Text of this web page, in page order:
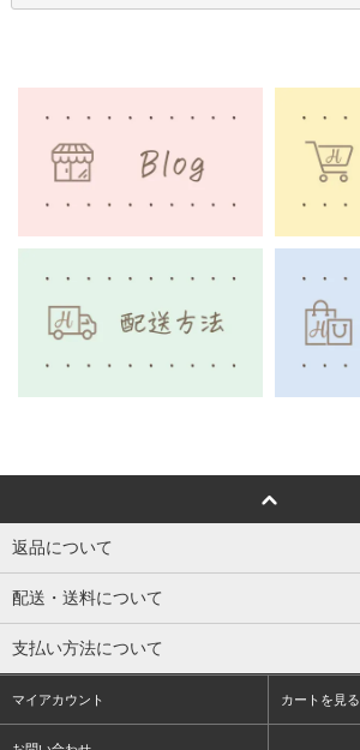
返品について
配送・送料について
支払い方法について
マイアカウント カートを見る